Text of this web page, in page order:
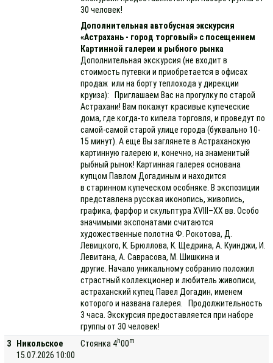
30 человек!
Дополнительная автобусная экскурсия
«Астрахань - город торговый» с посещением
Картинной галереи и рыбного рынка
Дополнительная экскурсия (не входит в
стоимость путевки и приобретается в офисах
продаж или на борту теплохода у дирекции
круиза): Приглашаем Вас на прогулку по старой
Астрахани! Вам покажут красивые купеческие
дома, где когда-то кипела торговля, и проведут по
самой-самой старой улице города (буквально 10-
15 минут). А еще Вы заглянете в Астраханскую
картинную галерею и, конечно, на знаменитый
рыбный рынок! Картинная галерея основана
купцом Павлом Догадиным и находится
в старинном купеческом особняке. В экспозиции
представлена русская иконопись, живопись,
графика, фарфор и скульптура XVIII–XX вв. Особо
значимыми экспонатами считаются
художественные полотна Ф. Рокотова, Д.
Левицкого, К. Брюллова, К. Щедрина, А. Куинджи, И.
Левитана, А. Саврасова, М. Шишкина и
другие. Начало уникальному собранию положил
страстный коллекционер и любитель живописи,
астраханский купец Павел Догадин, именем
которого и названа галерея. Продолжительность
3 часа. Экскурсия предоставляется при наборе
группы от 30 человек!
3
Никольское
15.07.2026 10:00
Стоянка 4h00m